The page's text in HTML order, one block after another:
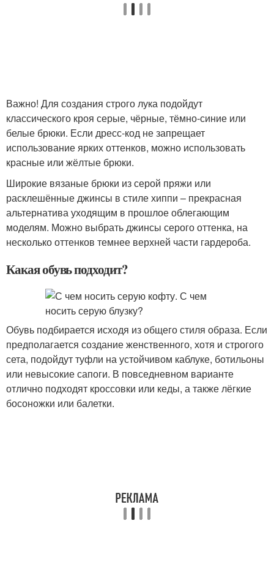
Важно! Для создания строго лука подойдут
классического кроя серые, чёрные, тёмно-синие или
белые брюки. Если дресс-код не запрещает
использование ярких оттенков, можно использовать
красные или жёлтые брюки.
Широкие вязаные брюки из серой пряжи или
расклешённые джинсы в стиле хиппи – прекрасная
альтернатива уходящим в прошлое облегающим
моделям. Можно выбрать джинсы серого оттенка, на
несколько оттенков темнее верхней части гардероба.
Какая обувь подходит?
Обувь подбирается исходя из общего стиля образа. Если
предполагается создание женственного, хотя и строгого
сета, подойдут туфли на устойчивом каблуке, ботильоны
или невысокие сапоги. В повседневном варианте
отлично подходят кроссовки или кеды, а также лёгкие
босоножки или балетки.